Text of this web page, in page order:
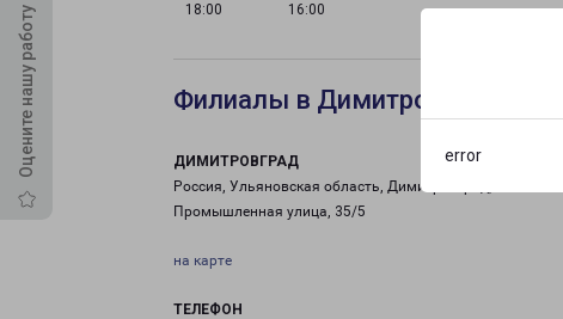
error
Оцените нашу работу
18:00
16:00
Филиалы в Димитровграде
ДИМИТРОВГРАД
Россия, Ульяновская область, Димитровград,
Промышленная улица, 35/5
на карте
ТЕЛЕФОН